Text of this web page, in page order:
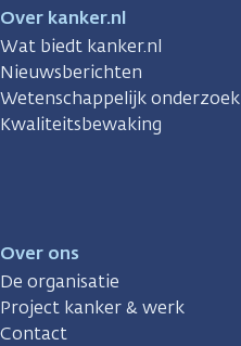
Over kanker.nl
Wat biedt kanker.nl
Nieuwsberichten
Wetenschappelijk onderzoek
Kwaliteitsbewaking
Over ons
De organisatie
Project kanker & werk
Contact